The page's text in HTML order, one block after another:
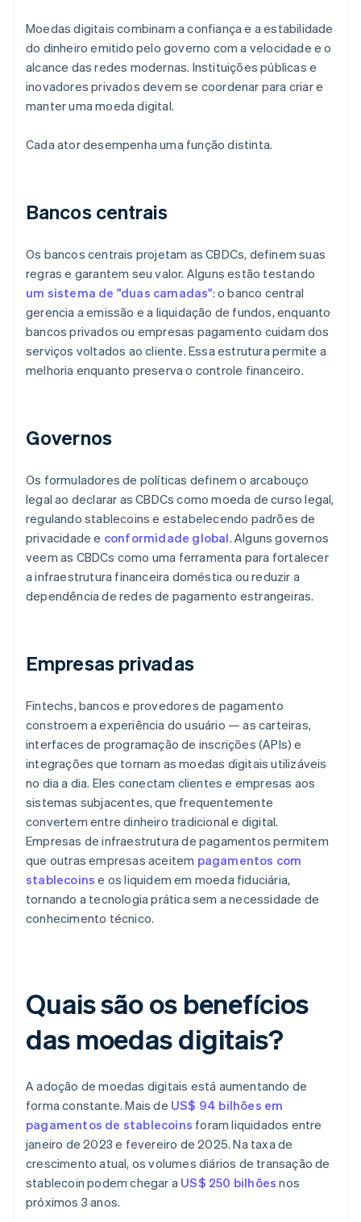
Moedas digitais combinam a confiança e a estabilidade
do dinheiro emitido pelo governo com a velocidade e o
alcance das redes modernas. Instituições públicas e
inovadores privados devem se coordenar para criar e
manter uma moeda digital.
Cada ator desempenha uma função distinta.
Bancos centrais
Os bancos centrais projetam as CBDCs, definem suas
regras e garantem seu valor. Alguns estão testando
um sistema de "duas camadas": o banco central
gerencia a emissão e a liquidação de fundos, enquanto
bancos privados ou empresas pagamento cuidam dos
serviços voltados ao cliente. Essa estrutura permite a
melhoria enquanto preserva o controle financeiro.
Governos
Os formuladores de políticas definem o arcabouço
legal ao declarar as CBDCs como moeda de curso legal,
regulando stablecoins e estabelecendo padrões de
privacidade e conformidade global. Alguns governos
veem as CBDCs como uma ferramenta para fortalecer
a infraestrutura financeira doméstica ou reduzir a
dependência de redes de pagamento estrangeiras.
Empresas privadas
Fintechs, bancos e provedores de pagamento
constroem a experiência do usuário — as carteiras,
interfaces de programação de inscrições (APIs) e
integrações que tornam as moedas digitais utilizáveis
no dia a dia. Eles conectam clientes e empresas aos
sistemas subjacentes, que frequentemente
convertem entre dinheiro tradicional e digital.
Empresas de infraestrutura de pagamentos permitem
que outras empresas aceitem pagamentos com
stablecoins e os liquidem em moeda fiduciária,
tornando a tecnologia prática sem a necessidade de
conhecimento técnico.
Quais são os benefícios
das moedas digitais?
A adoção de moedas digitais está aumentando de
forma constante. Mais de US$ 94 bilhões em
pagamentos de stablecoins foram liquidados entre
janeiro de 2023 e fevereiro de 2025. Na taxa de
crescimento atual, os volumes diários de transação de
stablecoin podem chegar a US$ 250 bilhões nos
próximos 3 anos.